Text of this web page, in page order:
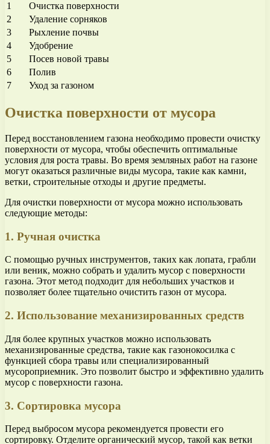
1
Очистка поверхности
2
Удаление сорняков
3
Рыхление почвы
4
Удобрение
5
Посев новой травы
6
Полив
7
Уход за газоном
Очистка поверхности от мусора
Перед восстановлением газона необходимо провести очистку
поверхности от мусора, чтобы обеспечить оптимальные
условия для роста травы. Во время земляных работ на газоне
могут оказаться различные виды мусора, такие как камни,
ветки, строительные отходы и другие предметы.
Для очистки поверхности от мусора можно использовать
следующие методы:
1. Ручная очистка
С помощью ручных инструментов, таких как лопата, грабли
или веник, можно собрать и удалить мусор с поверхности
газона. Этот метод подходит для небольших участков и
позволяет более тщательно очистить газон от мусора.
2. Использование механизированных средств
Для более крупных участков можно использовать
механизированные средства, такие как газонокосилка с
функцией сбора травы или специализированный
мусороприемник. Это позволит быстро и эффективно удалить
мусор с поверхности газона.
3. Сортировка мусора
Перед выбросом мусора рекомендуется провести его
сортировку. Отделите органический мусор, такой как ветки